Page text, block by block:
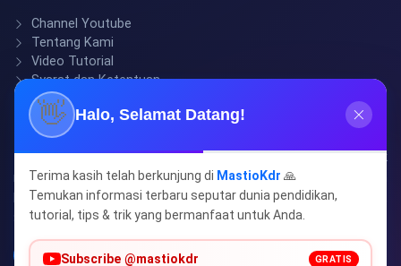
👋 Halo, Selamat Datang!
Terima kasih telah berkunjung di MastioKdr 🙏
Temukan informasi terbaru seputar dunia pendidikan,
tutorial, tips & trik yang bermanfaat untuk Anda.
Subscribe @mastiokdr GRATIS
Channel Youtube
Tentang Kami
Video Tutorial
Syarat dan Ketentuan
— IKUTI KAMI
Temukan berbagai Informasi Terbaru, Tutorial, Tips dan Trik
menarik seputar Dunia Pendidikan, Hoby dan lain-lain. Jangan
lupa ikuti juga di Channel Youtube MasTio Kdr, Klik Tombol Like,
Subscribe, dan Berikan Komentarmu.